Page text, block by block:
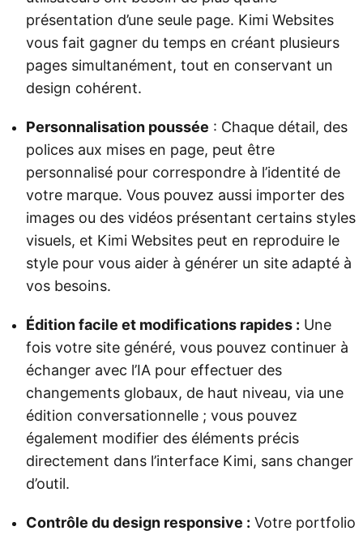
présentation d’une seule page. Kimi Websites
vous fait gagner du temps en créant plusieurs
pages simultanément, tout en conservant un
design cohérent.
Personnalisation poussée : Chaque détail, des
polices aux mises en page, peut être
personnalisé pour correspondre à l’identité de
votre marque. Vous pouvez aussi importer des
images ou des vidéos présentant certains styles
visuels, et Kimi Websites peut en reproduire le
style pour vous aider à générer un site adapté à
vos besoins.
Édition facile et modifications rapides : Une
fois votre site généré, vous pouvez continuer à
échanger avec l’IA pour effectuer des
changements globaux, de haut niveau, via une
édition conversationnelle ; vous pouvez
également modifier des éléments précis
directement dans l’interface Kimi, sans changer
d’outil.
Contrôle du design responsive : Votre portfolio